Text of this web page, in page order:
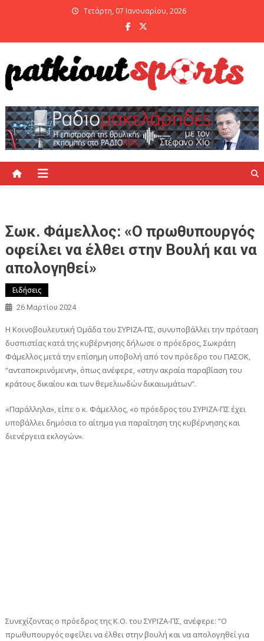
Τετάρτη, 07 Ιανουαρίου, 2026
Σωκ. Φάμελλος: «Ο πρωθυπουργός
οφείλει να έλθει στην Βουλή και να
απολογηθεί»
Ειδήσεις
26 Μαρτίου 2024
Η Κοινοβουλευτική Ομάδα του ΣΥΡΙΖΑ-ΠΣ, συνυποβάλλει την πρόταση
δυσπιστίας κατά της κυβέρνησης δήλωσε ο πρόεδρος, Σωκράτη
Φάμελλος μετά την επίσημη υποβολή από τον πρόεδρο του ΠΑΣΟΚ,
“ανταποκρινόμενη», όπως ανέφερε, «στην ακραία παραβίαση του
κράτους δικαίου και των θεμελιωδών δικαιωμάτων”.
«Παράλληλα», είπε ο κ. Φάμελλος, «ο πρόεδρος του ΣΥΡΙΖΑ-ΠΣ έχει
υποβάλλει δημόσια το αίτημα για παραίτηση της κυβέρνησης και
διενέργεια εκλογών».
Συνεχίζοντας ο πρόεδρος της Κ.Ο. του ΣΥΡΙΖΑ-ΠΣ, ανέφερε: “Ο
πρωθυπουργός οφείλει να έλθει στην βουλή και να απολογηθεί για